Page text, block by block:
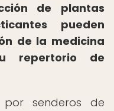
de plantas
pueden
de la medicina
repertorio de
senderos de